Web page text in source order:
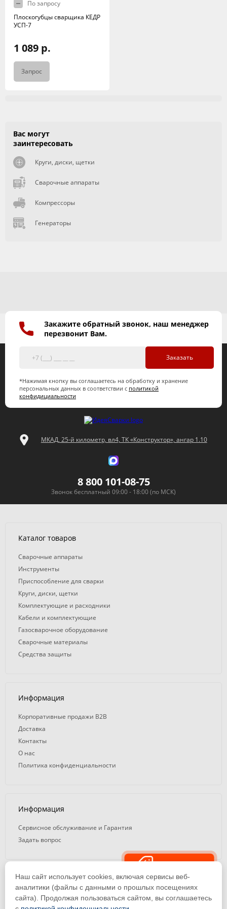
По запросу
Плоскогубцы сварщика КЕДР
УСП-7
1 089 р.
Запрос
Вас могут
заинтересовать
Круги, диски, щетки
Сварочные аппараты
Компрессоры
Генераторы
Закажите обратный звонок, наш менеджер
перезвонит Вам.
Заказать
*Нажимая кнопку вы соглашаетесь на обработку и хранение
персональных данных в соответствии с политикой
конфидициальности
МКАД, 25-й километр, вл4, ТК «Конструктор», ангар 1.10
8 800 101-08-75
Звонок бесплатный 09:00 - 18:00 (по МСК)
Каталог товаров
Сварочные аппараты
Инструменты
Приспособление для сварки
Круги, диски, щетки
Комплектующие и расходники
Кабели и комплектующие
Газосварочное оборудование
Сварочные материалы
Средства защиты
Информация
Корпоративные продажи B2B
Доставка
Контакты
О нас
Политика конфиденциальности
Информация
Сервисное обслуживание и Гарантия
Задать вопрос
© 2008 — 2026. ООО «ТК Вэлд Плюс»
Email: ideasvarki@wp116.ru
Наш сайт использует cookies, включая сервисы веб-
аналитики (файлы с данными о прошлых посещениях
сайта). Продолжая пользоваться сайтом, вы соглашаетесь